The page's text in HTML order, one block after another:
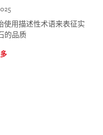
使用描述性术语来表征实
的品质